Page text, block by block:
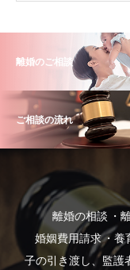
離婚のご相談
ご相談の流れ
離婚の相談
婚姻費用請求
養
子の引き渡し、監護